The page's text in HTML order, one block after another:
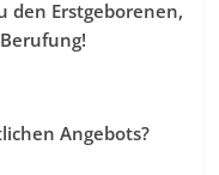
den Erstgeborenen,
Angebots?